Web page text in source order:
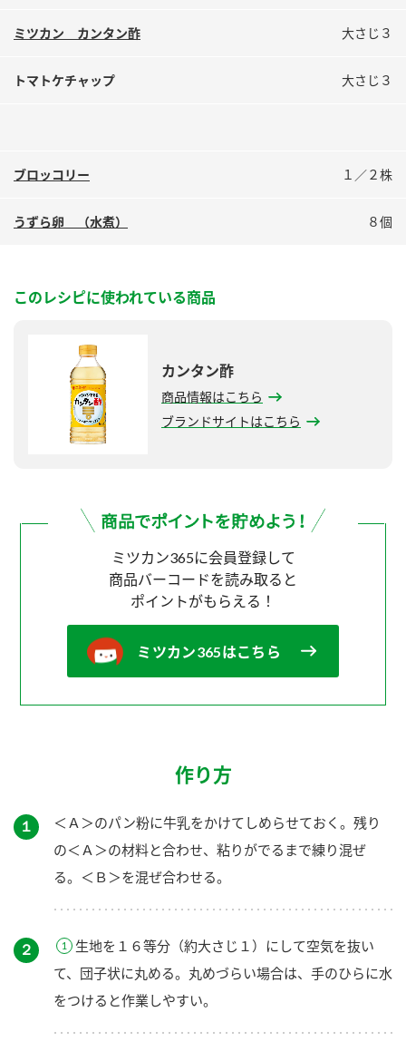
ミツカン カンタン酢 大さじ３
トマトケチャップ 大さじ３
ブロッコリー １／２株
うずら卵 （水煮） ８個
このレシピに使われている商品
カンタン酢
商品情報はこちら
ブランドサイトはこちら
ミツカン365に会員登録して
商品バーコードを読み取ると
ポイントがもらえる！
ミツカン365はこちら
作り方
１
＜Ａ＞のパン粉に牛乳をかけてしめらせておく。残り
の＜Ａ＞の材料と合わせ、粘りがでるまで練り混ぜ
る。＜Ｂ＞を混ぜ合わせる。
２
生地を１６等分（約大さじ１）にして空気を抜い
て、団子状に丸める。丸めづらい場合は、手のひらに水
をつけると作業しやすい。